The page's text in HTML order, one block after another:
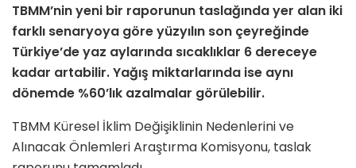
TBMM’nin yeni bir raporunun taslağında yer alan iki
farklı senaryoya göre yüzyılın son çeyreğinde
Türkiye’de yaz aylarında sıcaklıklar 6 dereceye
kadar artabilir. Yağış miktarlarında ise aynı
dönemde %60’lık azalmalar görülebilir.
TBMM Küresel İklim Değişiklinin Nedenlerini ve
Alınacak Önlemleri Araştırma Komisyonu, taslak